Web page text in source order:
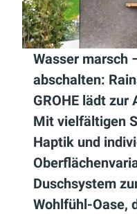
Wasser marsch
abschalten:
GROHE lädt
Mit vielfältigen
Haptik und
Duschsystem
Wohlfühl-Oase,